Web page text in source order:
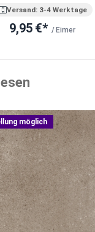
Versand: 3-4 Werktage
9,95 €* / Eimer
möglich